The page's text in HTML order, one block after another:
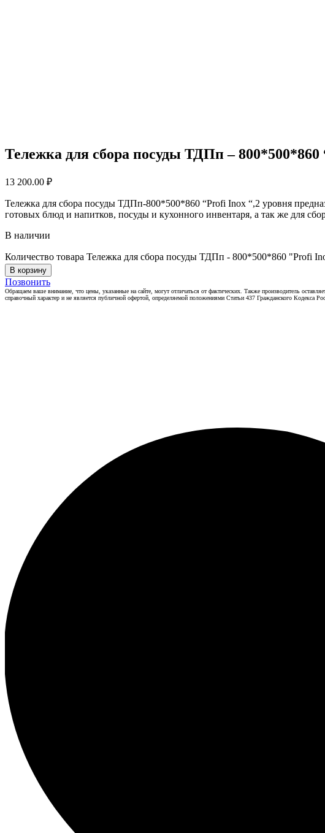
Тележка для сбора посуды ТДПп –
13 200.00 ₽
Тележка для сбора посуды ТДПп-800*500*860 “Profi Inox “,2 уровня
готовых блюд и напитков, посуды и кухонного инвентаря, а так же для
В наличии
Количество товара Тележка для сбора посуды ТДПп - 800*500*860 "Profi
В корзину
Позвонить
Обращаем ваше внимание, что цены, указанные на сайте, могут отличаться от фактических. Также производитель
справочный характер и не является публичной офертой, определяемой положениями Статьи 437 Гражданского Кодекса